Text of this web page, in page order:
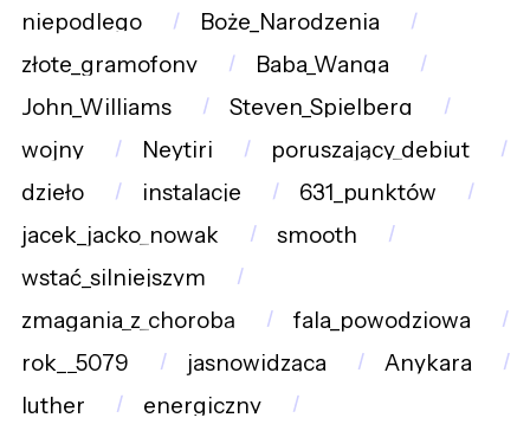
niepodlego
Boże_Narodzenia
złote_gramofony
Baba_Wanga
John_Williams
Steven_Spielberg
wojny
Neytiri
poruszający_debiut
dzieło
instalacje
631_punktów
jacek_jacko_nowak
smooth
wstać_silniejszym
zmagania_z_chorobą
fala_powodziowa
rok__5079
jasnowidząca
Anykara
luther
energiczny